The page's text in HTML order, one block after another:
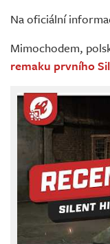
Na oficiální
Mimochodem,
remaku prvního